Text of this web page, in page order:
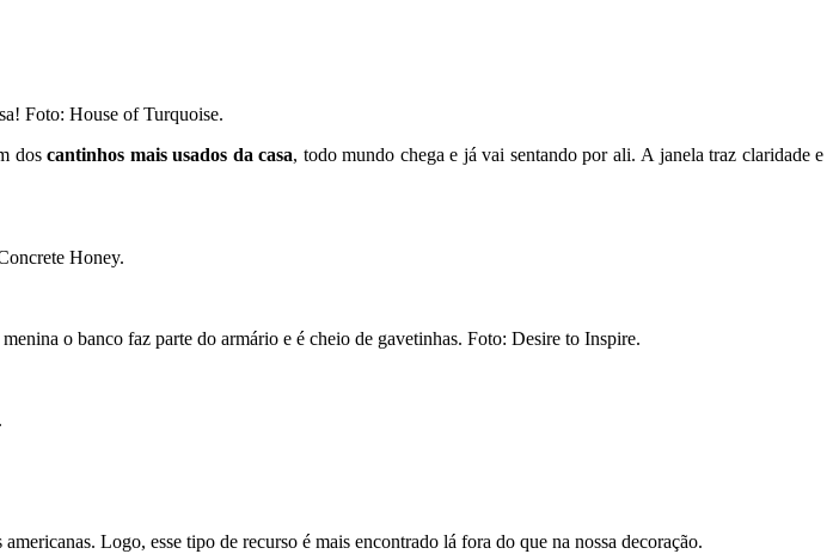
Foto: House of Turquoise.
dos cantinhos mais usados da casa, todo mundo chega e já vai sentando por ali. A janela traz claridade e
Honey.
menina o banco faz parte do armário e é cheio de gavetinhas. Foto: Desire to Inspire.
Logo, esse tipo de recurso é mais encontrado lá fora do que na nossa decoração.